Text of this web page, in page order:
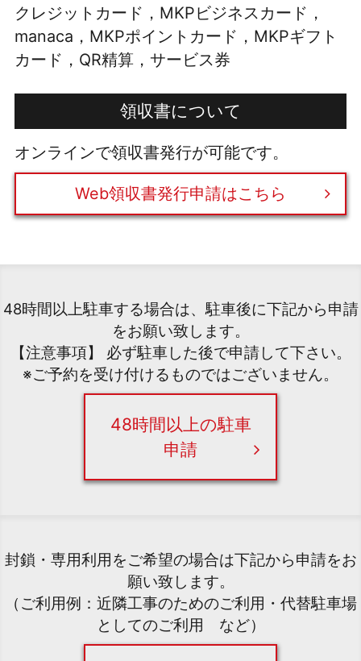
クレジットカード，MKPビジネスカード，
manaca，MKPポイントカード，MKPギフト
カード，QR精算，サービス券
領収書について
オンラインで領収書発行が可能です。
Web領収書発行申請はこちら
48時間以上駐車する場合は、駐車後に下記から申請
をお願い致します。
【注意事項】 必ず駐車した後で申請して下さい。
※ご予約を受け付けるものではございません。
48時間以上の駐車
申請
封鎖・専用利用をご希望の場合は下記から申請をお
願い致します。
（ご利用例：近隣工事のためのご利用・代替駐車場
としてのご利用 など）